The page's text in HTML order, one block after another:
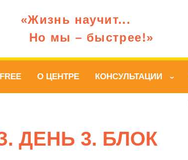
«Жизнь научит...
Но мы – быстрее!»
FREE О ЦЕНТРЕ КОНСУЛЬТАЦИИ ›
ДЕНЬ 3. БЛОК